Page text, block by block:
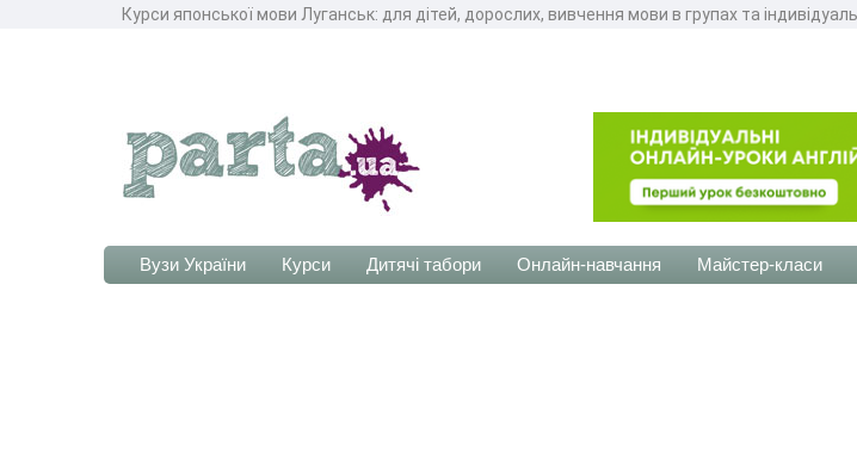
Курси японської мови Луганськ: для дітей, дорослих, вивчення мови в групах та
Вузи України Курси Дитячі табори Онлайн-навчання Майстер-класи